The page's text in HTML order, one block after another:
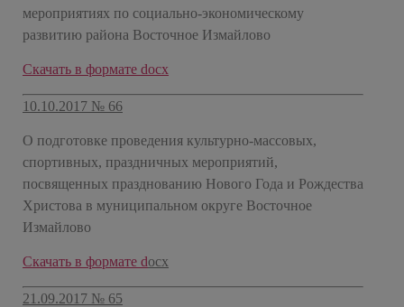
мероприятиях по социально-экономическому
развитию района Восточное Измайлово
Скачать в формате docx
10.10.2017 № 66
О подготовке проведения культурно-массовых,
спортивных, праздничных мероприятий,
посвященных празднованию Нового Года и Рождества
Христова в муниципальном округе Восточное
Измайлово
Скачать в формате docx
21.09.2017 № 65